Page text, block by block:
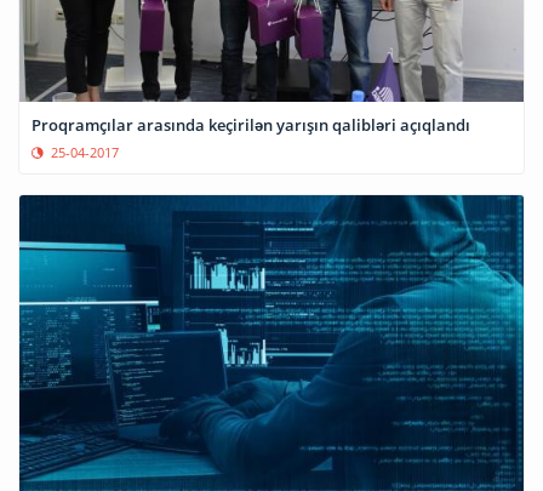
Proqramçılar arasında keçirilən yarışın qalibləri açıqlandı
25-04-2017